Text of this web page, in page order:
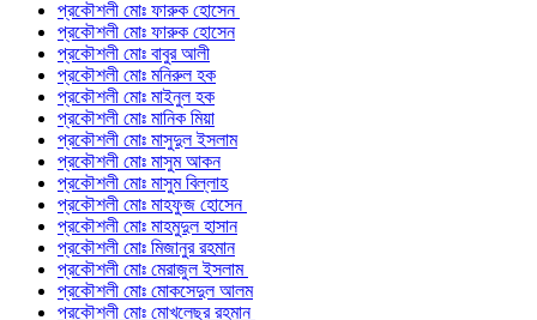
প্রকৌশলী মোঃ ফারুক হোসেন
প্রকৌশলী মোঃ ফারুক হোসেন
প্রকৌশলী মোঃ বাবুর আলী
প্রকৌশলী মোঃ মনিরুল হক
প্রকৌশলী মোঃ মাইনুল হক
প্রকৌশলী মোঃ মানিক মিয়া
প্রকৌশলী মোঃ মাসুদুল ইসলাম
প্রকৌশলী মোঃ মাসুম আকন
প্রকৌশলী মোঃ মাসুম বিল্লাহ
প্রকৌশলী মোঃ মাহফুজ হোসেন
প্রকৌশলী মোঃ মাহমুদুল হাসান
প্রকৌশলী মোঃ মিজানুর রহমান
প্রকৌশলী মোঃ মেরাজুল ইসলাম
প্রকৌশলী মোঃ মোকসেদুল আলম
প্রকৌশলী মোঃ মোখলেছুর রহমান